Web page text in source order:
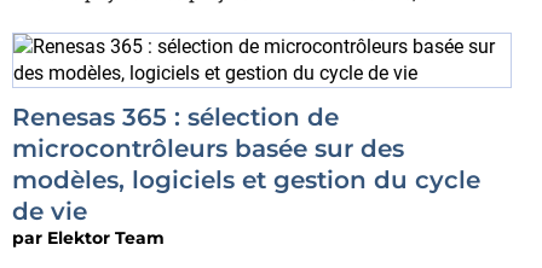
Renesas 365 : sélection de
microcontrôleurs basée sur des
modèles, logiciels et gestion du cycle
de vie
par Elektor Team